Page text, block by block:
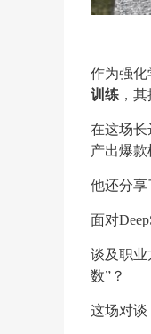
作为强化
训练 ，
在这场长
产出爆款
他还分享
面对
谈及职业
数”？
这场对谈